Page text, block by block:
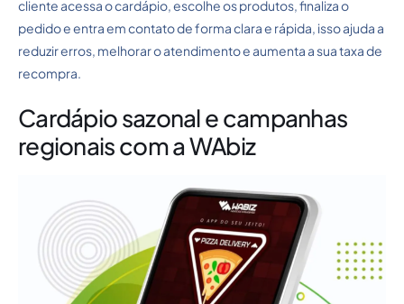
cliente acessa o cardápio, escolhe os produtos, finaliza o
pedido e entra em contato de forma clara e rápida, isso ajuda a
reduzir erros, melhorar o atendimento e aumenta a sua taxa de
recompra.
Cardápio sazonal e campanhas
regionais com a WAbiz